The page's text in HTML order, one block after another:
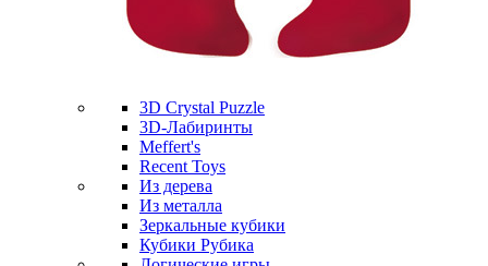
3D Crystal Puzzle
3D-Лабиринты
Meffert's
Recent Toys
Из дерева
Из металла
Зеркальные кубики
Кубики Рубика